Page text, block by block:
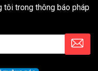
tôi trong thông báo pháp